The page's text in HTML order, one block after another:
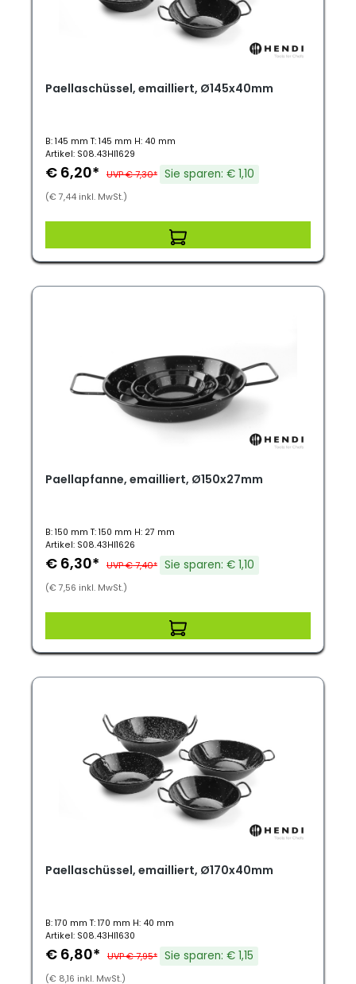
Paellaschüssel, emailliert, Ø145x40mm
B: 145 mm T: 145 mm H: 40 mm
Artikel: S08.43HI1629
€ 6,20* UVP € 7,30* Sie sparen: € 1,10
(€ 7,44 inkl. MwSt.)
Paellapfanne, emailliert, Ø150x27mm
B: 150 mm T: 150 mm H: 27 mm
Artikel: S08.43HI1626
€ 6,30* UVP € 7,40* Sie sparen: € 1,10
(€ 7,56 inkl. MwSt.)
Paellaschüssel, emailliert, Ø170x40mm
B: 170 mm T: 170 mm H: 40 mm
Artikel: S08.43HI1630
€ 6,80* UVP € 7,95* Sie sparen: € 1,15
(€ 8,16 inkl. MwSt.)